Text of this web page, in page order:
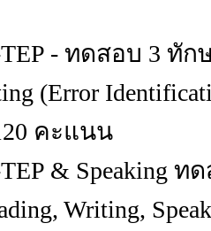
- ทดสอบ 3 ทัก
(Error
คะแนน
& Speaking ทด
Writing,